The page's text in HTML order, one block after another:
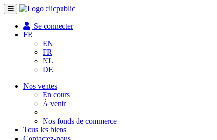
Toggle
navigation
Se connecter
FR
EN
FR
NL
DE
Nos ventes
En cours
À venir
Nos fonds de commerce
Tous les biens
Contactez-nous